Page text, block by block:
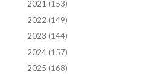
2021 (153)
2022 (149)
2023 (144)
2024(157)
2025 (168)